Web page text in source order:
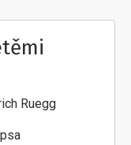
Ruegg